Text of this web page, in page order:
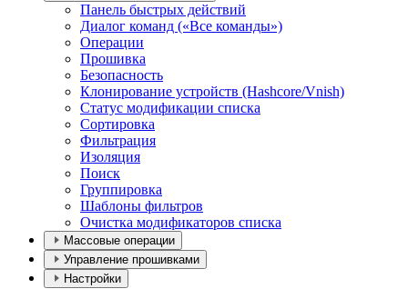
Панель быстрых действий
Диалог команд («Все команды»)
Операции
Прошивка
Безопасность
Клонирование устройств (Hashcore/Vnish)
Статус модификации списка
Сортировка
Фильтрация
Изоляция
Поиск
Группировка
Шаблоны фильтров
Очистка модификаторов списка
Массовые операции
Управление прошивками
Настройки